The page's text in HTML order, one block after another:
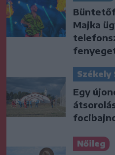
Majka
Székely
Egy
Nőileg